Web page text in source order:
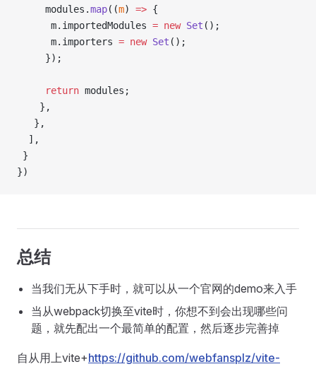
     modules.
map((m) => {
      m.importedModules
= new Set ();
      m.importers
= new Set ();
     });
     return
modules;
    },
   },
  ],
}
})
总结
当我们无从下手时，就可以从一个官网的demo来入手
当从webpack切换至vite时，你想不到会出现哪些问
题，就先配出一个最简单的配置，然后逐步完善掉
自从用上vite+https://github.com/webfansplz/vite-